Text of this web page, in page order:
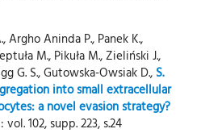
Argho Aninda P., Panek K.,
M., Pikuła M., Zieliński J.,
G. S., Gutowska-Owsiak D., S.
into small extracellular
a novel evasion strategy?
102, supp. 223, s.24